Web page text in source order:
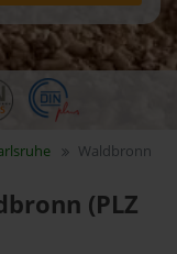
Waldbronn
(PLZ